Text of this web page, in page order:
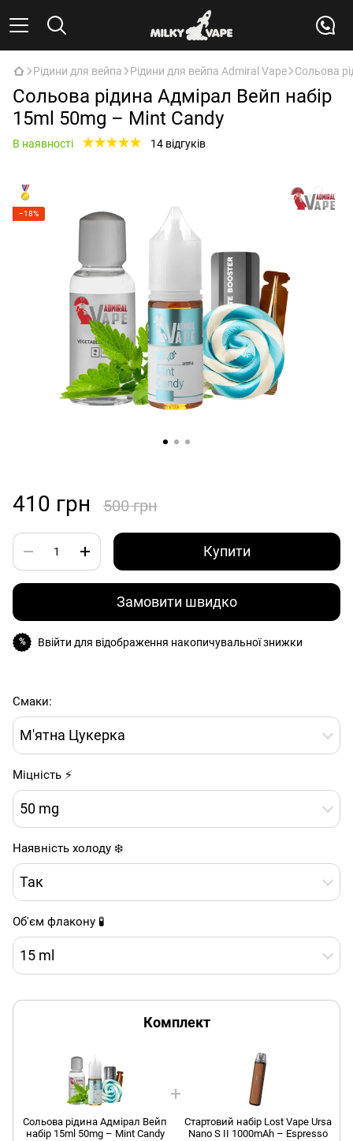
Рідини для вейпа Рідини для вейпа Admiral Vape Cольова
Cольова рідина Адмірал Вейп набір
15ml 50mg – Mint Candy
В наявності 14 відгуків
−18%
410 грн 500 грн
Купити
Замовити швидко
% Ввійти для відображення накопичувальної знижки
Смаки:
М'ятна Цукерка
Міцність ⚡
50 mg
Наявність холоду ❄️
Так
Об'єм флакону 🧪
15 ml
Комплект
Cольова рідина Адмірал Вейп
набір 15ml 50mg – Mint Candy
Стартовий набір Lost Vape Ursa
Nano S II 1000mAh – Espresso